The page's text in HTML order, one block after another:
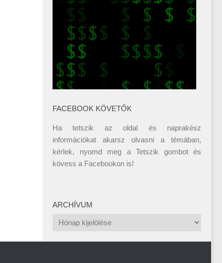
FACEBOOK KÖVETŐK
Ha tetszik az oldal és naprakész
információkat akarsz olvasni a témában,
kérlek, nyomd meg a Tetszik gombot és
kövess a Facebookon is!
ARCHÍVUM
Archívum